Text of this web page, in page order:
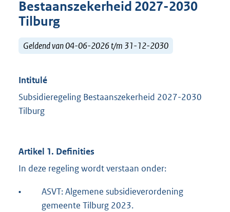
Bestaanszekerheid 2027-2030
Tilburg
Geldend van 04-06-2026 t/m 31-12-2030
Intitulé
Subsidieregeling Bestaanszekerheid 2027-2030
Tilburg
Artikel 1. Definities
In deze regeling wordt verstaan onder:
•
ASVT: Algemene subsidieverordening
gemeente Tilburg 2023.